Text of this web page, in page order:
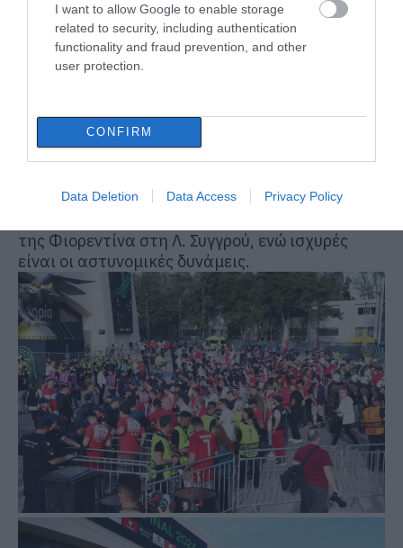
I want to allow Google to enable storage
related to security, including authentication
functionality and fraud prevention, and other
user protection.
CONFIRM
Data Deletion Data Access Privacy Policy
Δρακόντεια τα μέτρα έξω από το ξενοδοχείο
των «Βιόλα»
Στο… αντίπαλο στρατόπεδο, ησυχία επικρατεί
της Φιορεντίνα στη Λ. Συγγρού, ενώ ισχυρές
είναι οι αστυνομικές δυνάμεις.